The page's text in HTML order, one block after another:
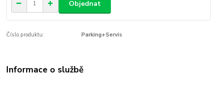
Objednat
Číslo produktu: Parking+Servis
Informace o službě